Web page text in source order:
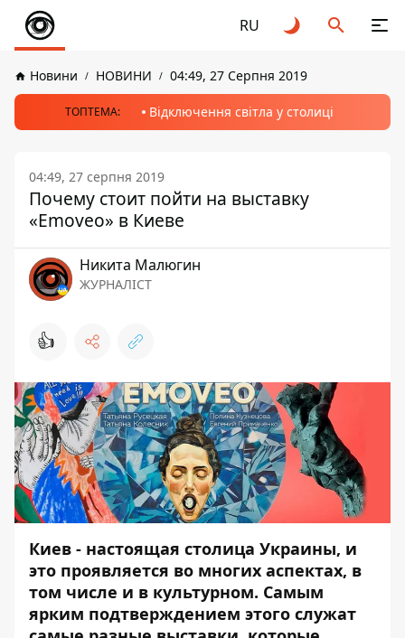
RU
Новини НОВИНИ 04:49, 27 Серпня 2019
ТОПТЕМА: Відключення світла у столиці
04:49, 27 серпня 2019
Почему стоит пойти на выставку
«Emoveo» в Киеве
Никита Малюгин
ЖУРНАЛІСТ
👍
Киев - настоящая столица Украины, и
это проявляется во многих аспектах, в
том числе и в культурном. Самым
ярким подтверждением этого служат